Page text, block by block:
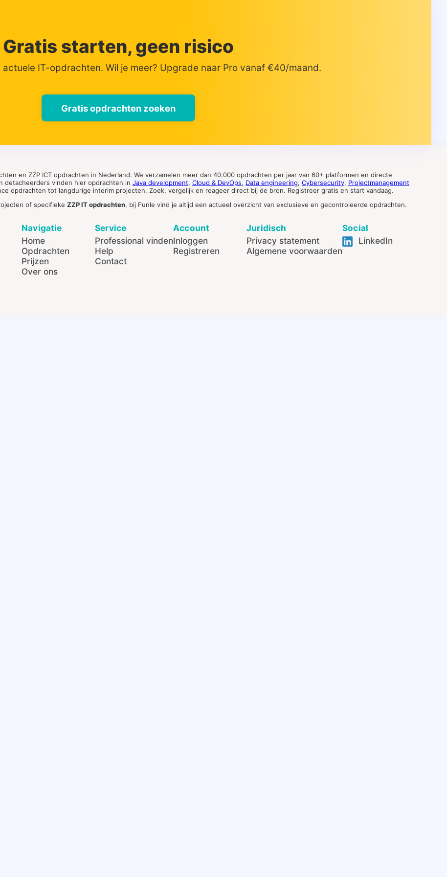
Gratis starten, geen risico
IT-opdrachten. Wil je meer? Upgrade naar Pro vanaf €40/maand.
Gratis opdrachten zoeken
en ZZP ICT opdrachten in Nederland. We verzamelen meer dan 40.000 opdrachten per jaar van 60+ platformen en directe
detacheerders vinden hier opdrachten in Java development, Cloud & DevOps, Data engineering, Cybersecurity, Projectmanagement
opdrachten tot langdurige interim projecten. Zoek, vergelijk en reageer direct bij de bron. Registreer gratis en start vandaag.
of specifieke ZZP IT opdrachten, bij Funle vind je altijd een actueel overzicht van exclusieve en gecontroleerde opdrachten.
Navigatie
Home
Opdrachten
Prijzen
Over ons
Service
Professional vinden
Help
Contact
Account
Inloggen
Registreren
Juridisch
Privacy statement
Algemene voorwaarden
Social
LinkedIn